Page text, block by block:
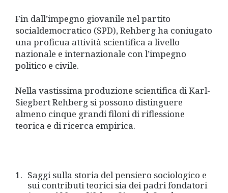
Fin dall’impegno giovanile nel partito
socialdemocratico (SPD), Rehberg ha coniugato
una proficua attività scientifica a livello
nazionale e internazionale con l’impegno
politico e civile.
Nella vastissima produzione scientifica di Karl-
Siegbert Rehberg si possono distinguere
almeno cinque grandi filoni di riflessione
teorica e di ricerca empirica.
Saggi sulla storia del pensiero sociologico e
sui contributi teorici sia dei padri fondatori